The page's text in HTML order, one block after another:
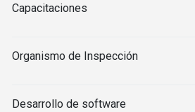
Capacitaciones
Organismo de Inspección
Desarrollo de software